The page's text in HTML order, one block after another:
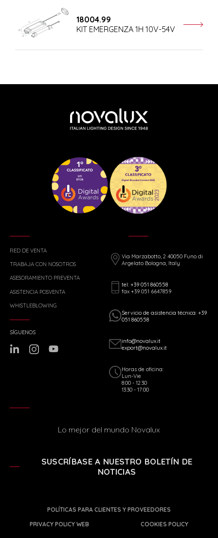
18004.99
KIT EMERGENZA 1H 10V-54V
RED DE VENTA
TRABAJA CON NOSOTROS
ASESORAMIENTO PREVENTA
ASISTENCIA POSVENTA
WHISTLEBLOWING
Via Marzabotto, 2 40050 Funo di
Argelato Bologna, Italy
tel: +39 051 860558
fax +39 051 6647859
Servicio de asistencia técnica: +39
051 860558
info@novalux.it
export@novalux.it
Horas de oficina:
Lun-Vie
8:00 - 12:30
13:30 - 17:00
SÍGUENOS
Lo mejor del mundo Novalux
SUSCRÍBASE A NUESTRO BOLETÍN DE
NOTICIAS
POLÍTICAS PARA CLIENTES Y PROVEEDORES
PRIVACY POLICY WEB
COOKIES POLICY